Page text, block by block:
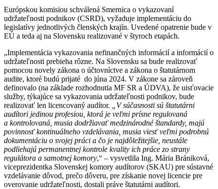
Európskou komisiou schválená Smernica o vykazovaní
udržateľnosti podnikov (CSRD), vyžaduje implementáciu do
legislatívy jednotlivých členských krajín. Uvedené opatrenie bude v
EÚ a teda aj na Slovensku realizované v štyroch etapách.
„Implementácia vykazovania nefinančných informácií a informácií o
udržateľnosti prebieha rôzne. Na Slovensku sa bude realizovať
pomocou novely zákona o účtovníctve a zákona o štatutárnom
audite, ktoré budú prijaté do júna 2024. V zákone sa zároveň
definovalo (na základe rozhodnutia MF SR a ÚDVA), že uisťovacie
služby, týkajúce sa vykazovania udržateľnosti podnikov, bude
realizovať len licencovaný audítor.
„V súčasnosti sú štatutárni
audítori jedinou profesiou, ktorá je veľmi prísne regulovaná
a kontrolovaná, musia dodržiavať medzinárodné štandardy, majú
povinnosť kontinuálneho vzdelávania, musia viesť veľmi podrobnú
dokumentáciu o svojej práci a čo je najdôležitejšie, neustále
podliehajú permanentnej kontrole kvality ich práce zo strany
regulátora a samotnej komory,“ – vysvetlila Ing. Mária Brániková,
viceprezidentka Slovenskej komory audítorov (SKAU) pre sústavné
vzdelávanie dôvod, prečo dôveru, pre získanie novej licencie pre
overovanie udržateľnosti, dostali práve štatutárni audítori.